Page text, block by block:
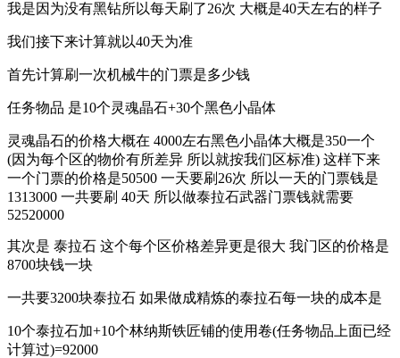
我是因为没有黑钻所以每天刷了26次 大概是40天左右的样子
我们接下来计算就以40天为准
首先计算刷一次机械牛的门票是多少钱
任务物品 是10个灵魂晶石+30个黑色小晶体
灵魂晶石的价格大概在 4000左右黑色小晶体大概是350一个
(因为每个区的物价有所差异 所以就按我们区标准) 这样下来
一个门票的价格是50500 一天要刷26次 所以一天的门票钱是
1313000 一共要刷 40天 所以做泰拉石武器门票钱就需要
52520000
其次是 泰拉石 这个每个区价格差异更是很大 我门区的价格是
8700块钱一块
一共要3200块泰拉石 如果做成精炼的泰拉石每一块的成本是
10个泰拉石加+10个林纳斯铁匠铺的使用卷(任务物品上面已经
计算过)=92000